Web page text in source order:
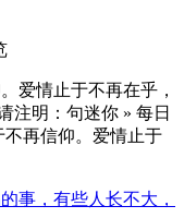
爱情止于不再在乎，
注明：句迷你 » 每日
再信仰。爱情止于